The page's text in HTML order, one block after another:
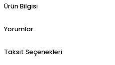
Ürün Bilgisi
Yorumlar
Taksit Seçenekleri